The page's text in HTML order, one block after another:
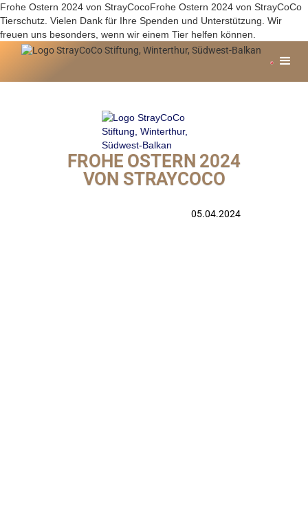
Frohe Ostern 2024 von StrayCocoFrohe Ostern 2024 von StrayCoCo
Tierschutz. Vielen Dank für Ihre Spenden und Unterstützung. Wir
freuen uns besonders, wenn wir einem Tier helfen können.
FROHE OSTERN 2024
VON STRAYCOCO
05.04.2024